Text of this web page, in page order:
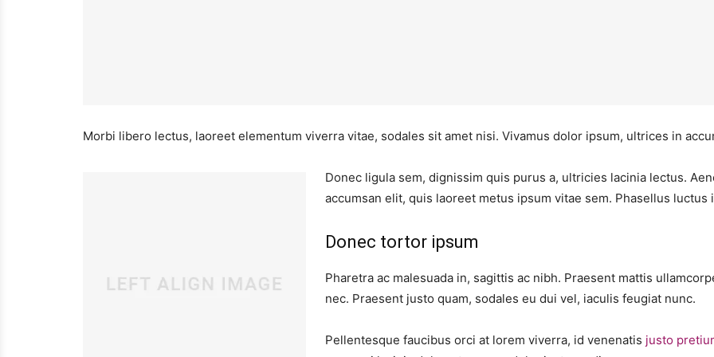
Morbi libero lectus, laoreet elementum viverra vitae, sodales sit amet nisi. Vivamus dolor ipsum, ultrices in
Donec ligula sem, dignissim quis purus a, ultricies lacinia lectus.
accumsan elit, quis laoreet metus ipsum vitae sem. Phasellus luctus
Donec tortor ipsum
Pharetra ac malesuada in, sagittis ac nibh. Praesent mattis
nec. Praesent justo quam, sodales eu dui vel, iaculis feugiat nunc.
Pellentesque faucibus orci at lorem viverra, id venenatis justo